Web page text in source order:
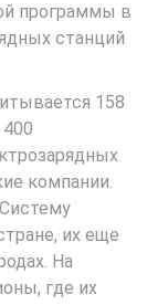
программы в
станций
158
компании.
их еще
На
где их